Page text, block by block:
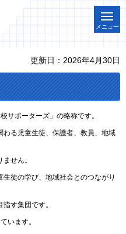
メニュー
更新日：2026年4月30日
サポーターズ」の略称です。
る児童生徒、保護者、教員、地域
せん。
徒の学び、地域社会とのつながり
す集団です。
います。